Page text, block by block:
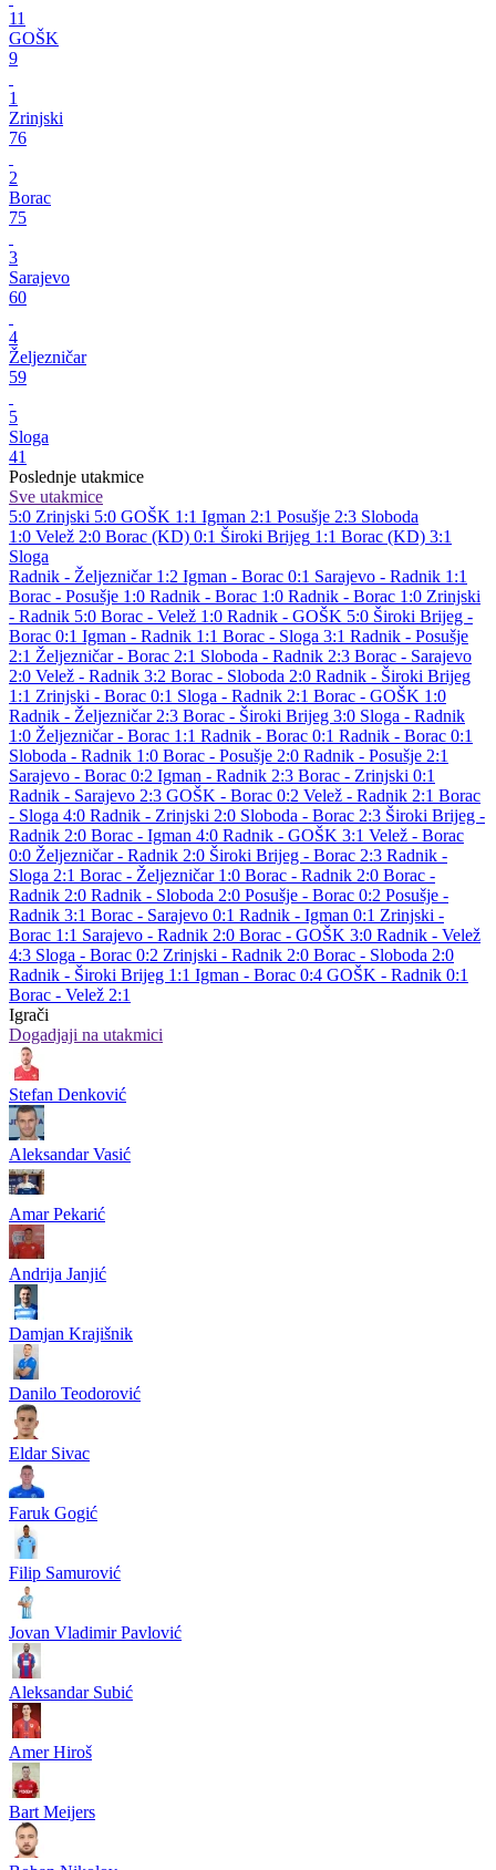
11
GOŠK
9
1
Zrinjski
76
2
Borac
75
3
Sarajevo
60
4
Željezničar
59
5
Sloga
41
Poslednje utakmice
Sve utakmice
5:0 Zrinjski 5:0 GOŠK 1:1 Igman 2:1 Posušje 2:3 Sloboda
1:0 Velež 2:0 Borac (KD) 0:1 Široki Brijeg 1:1 Borac (KD) 3:1
Sloga
Radnik - Željezničar 1:2 Igman - Borac 0:1 Sarajevo - Radnik 1:1
Borac - Posušje 1:0 Radnik - Borac 1:0 Radnik - Borac 1:0 Zrinjski
- Radnik 5:0 Borac - Velež 1:0 Radnik - GOŠK 5:0 Široki Brijeg -
Borac 0:1 Igman - Radnik 1:1 Borac - Sloga 3:1 Radnik - Posušje
2:1 Željezničar - Borac 2:1 Sloboda - Radnik 2:3 Borac - Sarajevo
2:0 Velež - Radnik 3:2 Borac - Sloboda 2:0 Radnik - Široki Brijeg
1:1 Zrinjski - Borac 0:1 Sloga - Radnik 2:1 Borac - GOŠK 1:0
Radnik - Željezničar 2:3 Borac - Široki Brijeg 3:0 Sloga - Radnik
1:0 Željezničar - Borac 1:1 Radnik - Borac 0:1 Radnik - Borac 0:1
Sloboda - Radnik 1:0 Borac - Posušje 2:0 Radnik - Posušje 2:1
Sarajevo - Borac 0:2 Igman - Radnik 2:3 Borac - Zrinjski 0:1
Radnik - Sarajevo 2:3 GOŠK - Borac 0:2 Velež - Radnik 2:1 Borac
- Sloga 4:0 Radnik - Zrinjski 2:0 Sloboda - Borac 2:3 Široki Brijeg -
Radnik 2:0 Borac - Igman 4:0 Radnik - GOŠK 3:1 Velež - Borac
0:0 Željezničar - Radnik 2:0 Široki Brijeg - Borac 2:3 Radnik -
Sloga 2:1 Borac - Željezničar 1:0 Borac - Radnik 2:0 Borac -
Radnik 2:0 Radnik - Sloboda 2:0 Posušje - Borac 0:2 Posušje -
Radnik 3:1 Borac - Sarajevo 0:1 Radnik - Igman 0:1 Zrinjski -
Borac 1:1 Sarajevo - Radnik 2:0 Borac - GOŠK 3:0 Radnik - Velež
4:3 Sloga - Borac 0:2 Zrinjski - Radnik 2:0 Borac - Sloboda 2:0
Radnik - Široki Brijeg 1:1 Igman - Borac 0:4 GOŠK - Radnik 0:1
Borac - Velež 2:1
Igrači
Dogadjaji na utakmici
Stefan Denković
Aleksandar Vasić
Amar Pekarić
Andrija Janjić
Damjan Krajišnik
Danilo Teodorović
Eldar Sivac
Faruk Gogić
Filip Samurović
Jovan Vladimir Pavlović
Aleksandar Subić
Amer Hiroš
Bart Meijers